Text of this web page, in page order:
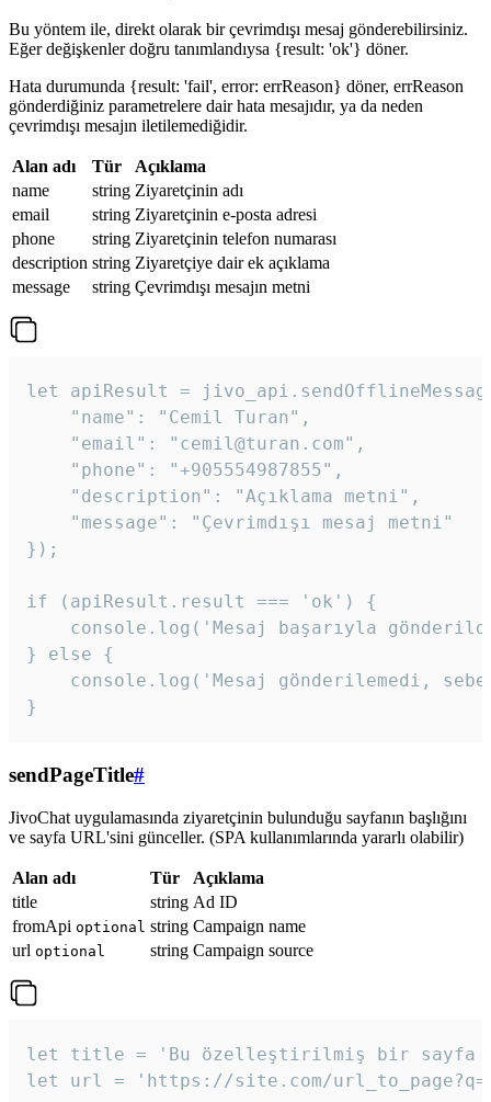
Bu yöntem ile, direkt olarak bir çevrimdışı mesaj gönderebilirsiniz.
Eğer değişkenler doğru tanımlandıysa {result: 'ok'} döner.
Hata durumunda {result: 'fail', error: errReason} döner, errReason
gönderdiğiniz parametrelere dair hata mesajıdır, ya da neden
çevrimdışı mesajın iletilemediğidir.
Alan adı Tür
Açıklama
name
string Ziyaretçinin adı
email
string Ziyaretçinin e-posta adresi
phone
string Ziyaretçinin telefon numarası
description string Ziyaretçiye dair ek açıklama
message
string Çevrimdışı mesajın metni
let apiResult =
    "name": "Cemil Turan",
    "email": "cemil@turan.com",
    "phone": "+905554987855",
    "description": "Açıklama metni",
    "message": "Çevrimdışı mesaj metni"
});
if (apiResult.result === 'ok') {
console.log('Mesaj başarıyla
} else {
console.log('Mesaj gönderilemedi,
}
sendPageTitle#
JivoChat uygulamasında ziyaretçinin bulunduğu sayfanın başlığını
ve sayfa URL'sini günceller. (SPA kullanımlarında yararlı olabilir)
Alan adı Tür
Açıklama
title
string Ad ID
fromApi optional string Campaign name
url optional string Campaign source
let title = 'Bu özelleştirilmiş bir sayfa
let url = 'https://site.com/